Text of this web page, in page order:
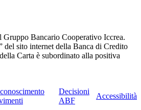
Bancario Cooperativo Iccrea.
del sito internet della Banca di Credito
Carta è subordinato alla positiva
Decisioni
ABF
Accessibilità